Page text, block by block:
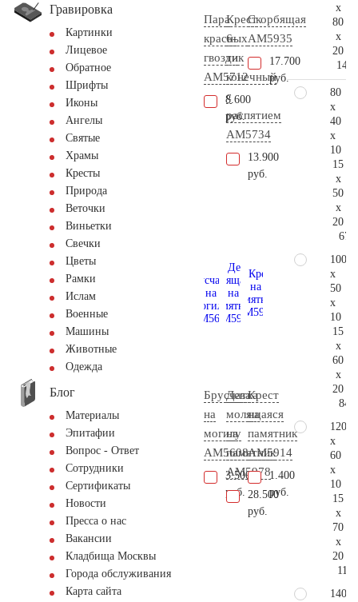
Гравировка
Картинки
Лицевое
Обратное
Шрифты
Иконы
Ангелы
Святые
Храмы
Кресты
Природа
Веточки
Виньетки
Свечки
Цветы
Рамки
Ислам
Военные
Машины
Животные
Одежда
Блог
Материалы
Эпитафии
Вопрос - Ответ
Сотрудники
Сертификаты
Новости
Пресса о нас
Вакансии
Кладбища Москвы
Города обслуживания
Карта сайта
Пара
красных
гвоздик
AM5712
8.600
руб.
Крест
6-
ти
конечный
с
распятием
AM5734
13.900
руб.
Скорбящая
AM5935
17.700
руб.
Брусчатка
на
могилу
AM5608
3.500
руб.
Дева
молящаяся
на
памятник
AM5978
28.500
руб.
Крест
на
памятник
AM5914
1.400
руб.
x
80
x
20
80
x
40
x
10
15
x
50
x
20
100
x
50
x
10
15
x
60
x
20
120
x
60
x
10
15
x
70
x
20
140